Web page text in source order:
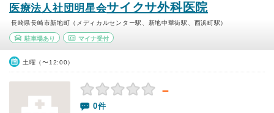
医療法人社団明星会サイクサ外科医院
長崎県長崎市新地町（メディカルセンター駅、新地中華街駅、西浜町駅）
駐車場あり マイナ受付
土曜（〜12:00）
－
0件